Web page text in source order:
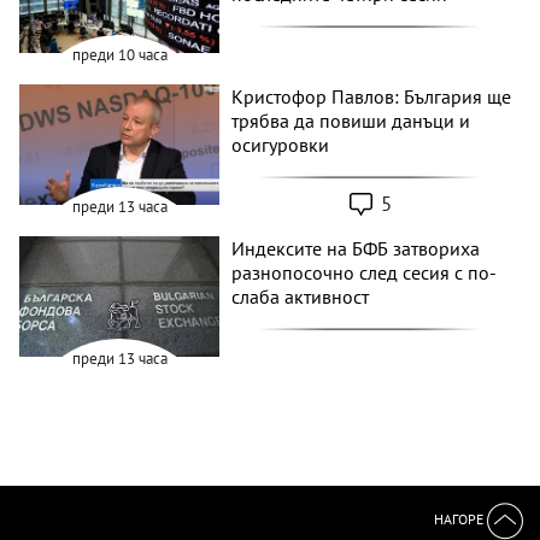
преди 10 часа
преди 13 часа
Кристофор Павлов: България ще
трябва да повиши данъци и
осигуровки
5
преди 13 часа
Индексите на БФБ затвориха
разнопосочно след сесия с по-
слаба активност
НАГОРЕ